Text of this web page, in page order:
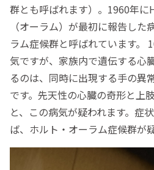
群とも呼ばれます）。1960年
（オーラム）が最初に報告した
ラム症候群と呼ばれています。
気ですが、家族内で遺伝する心
るのは、同時に出現する手の異
です。先天性の心臓の奇形と上
と、この病気が疑われます。症
ば、ホルト・オーラム症候群が